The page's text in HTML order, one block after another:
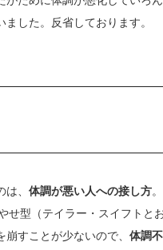
ました。反省しております。
、 体調が悪い人への接し方
せ型（テイラー・スイフトと
崩すことが少ないので、 体調